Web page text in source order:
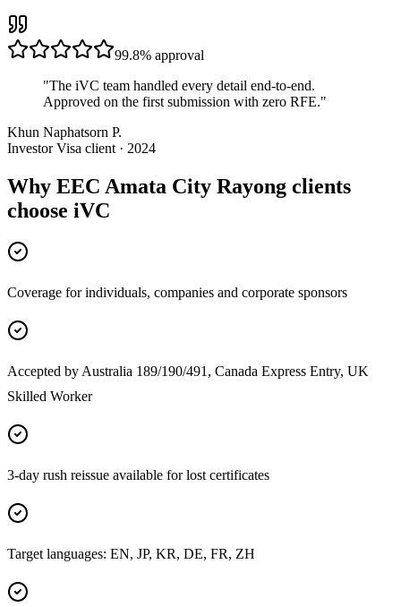
99.8% approval
"The iVC team handled every detail end-to-end.
Approved on the first submission with zero RFE."
Khun Naphatsorn P.
Investor Visa client · 2024
Why EEC Amata City Rayong clients
choose iVC
Coverage for individuals, companies and corporate sponsors
Accepted by Australia 189/190/491, Canada Express Entry, UK
Skilled Worker
3-day rush reissue available for lost certificates
Target languages: EN, JP, KR, DE, FR, ZH